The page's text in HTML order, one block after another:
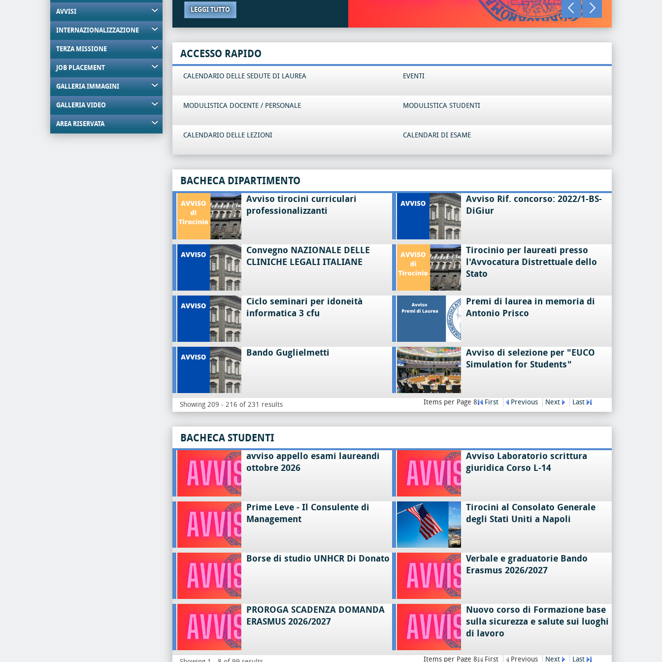
AVVISI
INTERNAZIONALIZZAZIONE
TERZA MISSIONE
JOB PLACEMENT
GALLERIA IMMAGINI
GALLERIA VIDEO
AREA RISERVATA
LEGGI TUTTO
ACCESSO RAPIDO
CALENDARIO DELLE SEDUTE DI LAUREA EVENTI
MODULISTICA DOCENTE / PERSONALE MODULISTICA STUDENTI
CALENDARIO DELLE LEZIONI CALENDARI DI ESAME
BACHECA DIPARTIMENTO
Avviso tirocini curriculari
professionalizzanti
Avviso Rif. concorso: 2022/1-BS-
DiGiur
Convegno NAZIONALE DELLE
CLINICHE LEGALI ITALIANE
Tirocinio per laureati presso
l'Avvocatura Distrettuale dello
Stato
Ciclo seminari per idoneità
informatica 3 cfu
Premi di laurea in memoria di
Antonio Prisco
Bando Guglielmetti
Avviso di selezione per "EUCO
Simulation for Students"
Showing 209 - 216 of 231 results Items per Page 8 First Previous Next Last
BACHECA STUDENTI
avviso appello esami laureandi
ottobre 2026
Avviso Laboratorio scrittura
giuridica Corso L-14
Prime Leve - Il Consulente di
Management
Tirocini al Consolato Generale
degli Stati Uniti a Napoli
Borse di studio UNHCR Di Donato
Verbale e graduatorie Bando
Erasmus 2026/2027
PROROGA SCADENZA DOMANDA
ERASMUS 2026/2027
Nuovo corso di Formazione base
sulla sicurezza e salute sui luoghi
di lavoro
Items per Page 8 First Previous Next Last